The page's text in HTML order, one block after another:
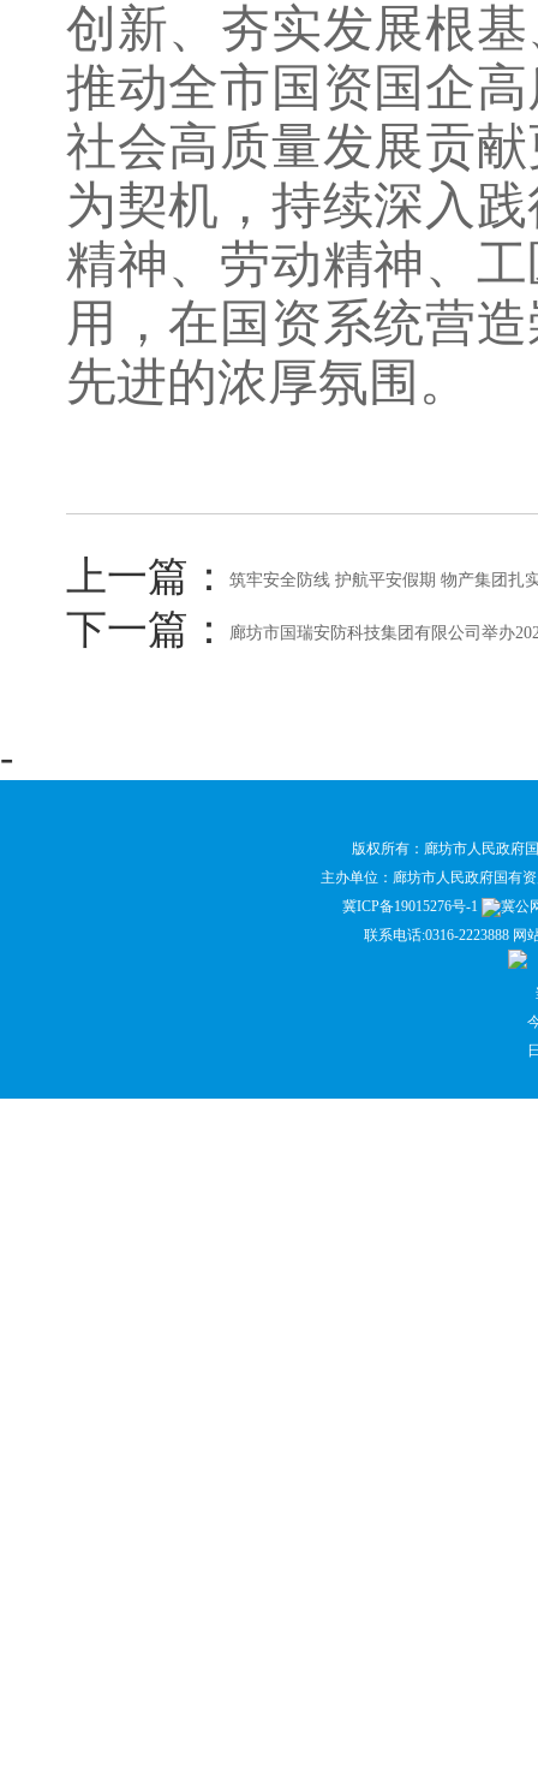
创新、夯实发展根
推动全市国资国企
社会高质量发展贡
为契机，持续深入
精神、劳动精神、
用，在国资系统营
先进的浓厚氛围。
上一篇： 筑牢安全防线 护航平安假期 物产集团扎
下一篇： 廊坊市国瑞安防科技集团有限公司举办
-
版权所有：廊坊市人民政府
主办单位：廊坊市人民政府国有
冀ICP备19015276号-1
冀公
联系电话:0316-2223888 网